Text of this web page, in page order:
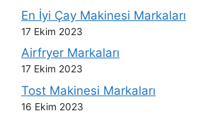
En İyi Çay Makinesi Markaları
17 Ekim 2023
Airfryer Markaları
17 Ekim 2023
Tost Makinesi Markaları
16 Ekim 2023